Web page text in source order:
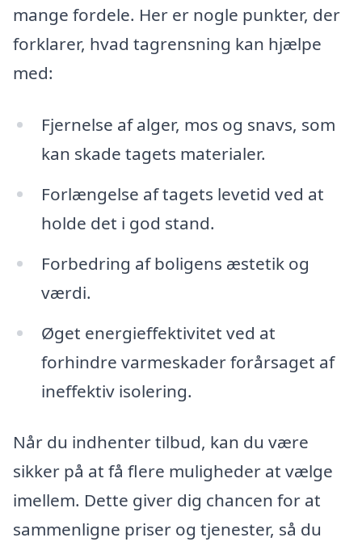
mange fordele. Her er nogle punkter, der
forklarer, hvad tagrensning kan hjælpe
med:
Fjernelse af alger, mos og snavs, som
kan skade tagets materialer.
Forlængelse af tagets levetid ved at
holde det i god stand.
Forbedring af boligens æstetik og
værdi.
Øget energieffektivitet ved at
forhindre varmeskader forårsaget af
ineffektiv isolering.
Når du indhenter tilbud, kan du være
sikker på at få flere muligheder at vælge
imellem. Dette giver dig chancen for at
sammenligne priser og tjenester, så du